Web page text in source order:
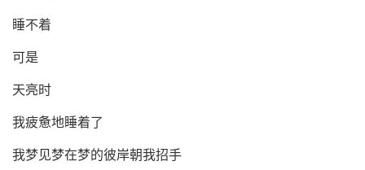
睡不着
可是
天亮时
我疲惫地睡着了
我梦见梦在梦的彼岸朝我招手